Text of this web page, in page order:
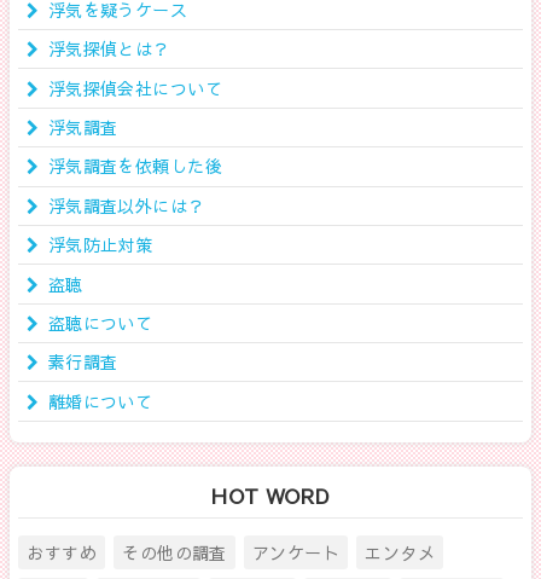
浮気を疑うケース
浮気探偵とは？
浮気探偵会社について
浮気調査
浮気調査を依頼した後
浮気調査以外には？
浮気防止対策
盗聴
盗聴について
素行調査
離婚について
HOT WORD
おすすめ その他の調査 アンケート
エンタメ